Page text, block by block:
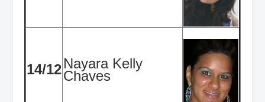
14/12Nayara Kelly
Chaves